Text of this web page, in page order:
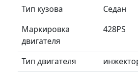
Тип кузова
Седан
Маркировка
двигателя
428PS
Тип двигателя